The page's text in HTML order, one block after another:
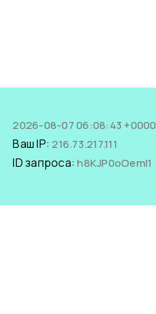
2026-08-07 06:08:43 +0000
Ваш IP:216.73.217.111
ID запроса:h8KJP0oOemI1